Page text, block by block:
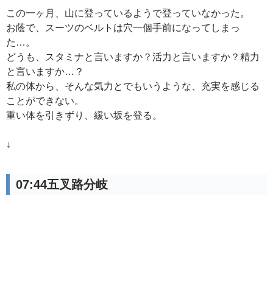
この一ヶ月、山に登っているようで登っていなかった。
お蔭で、スーツのベルトは穴一個手前になってしまっ
た…。
どうも、スタミナと言いますか？活力と言いますか？精力
と言いますか…？
私の体から、そんな気力とでもいうような、充実を感じる
ことができない。
重い体を引きずり、緩い坂を登る。
↓
07:44五叉路分岐